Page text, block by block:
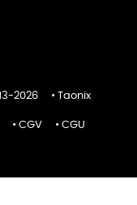
2026 Taonix
CGV CGU